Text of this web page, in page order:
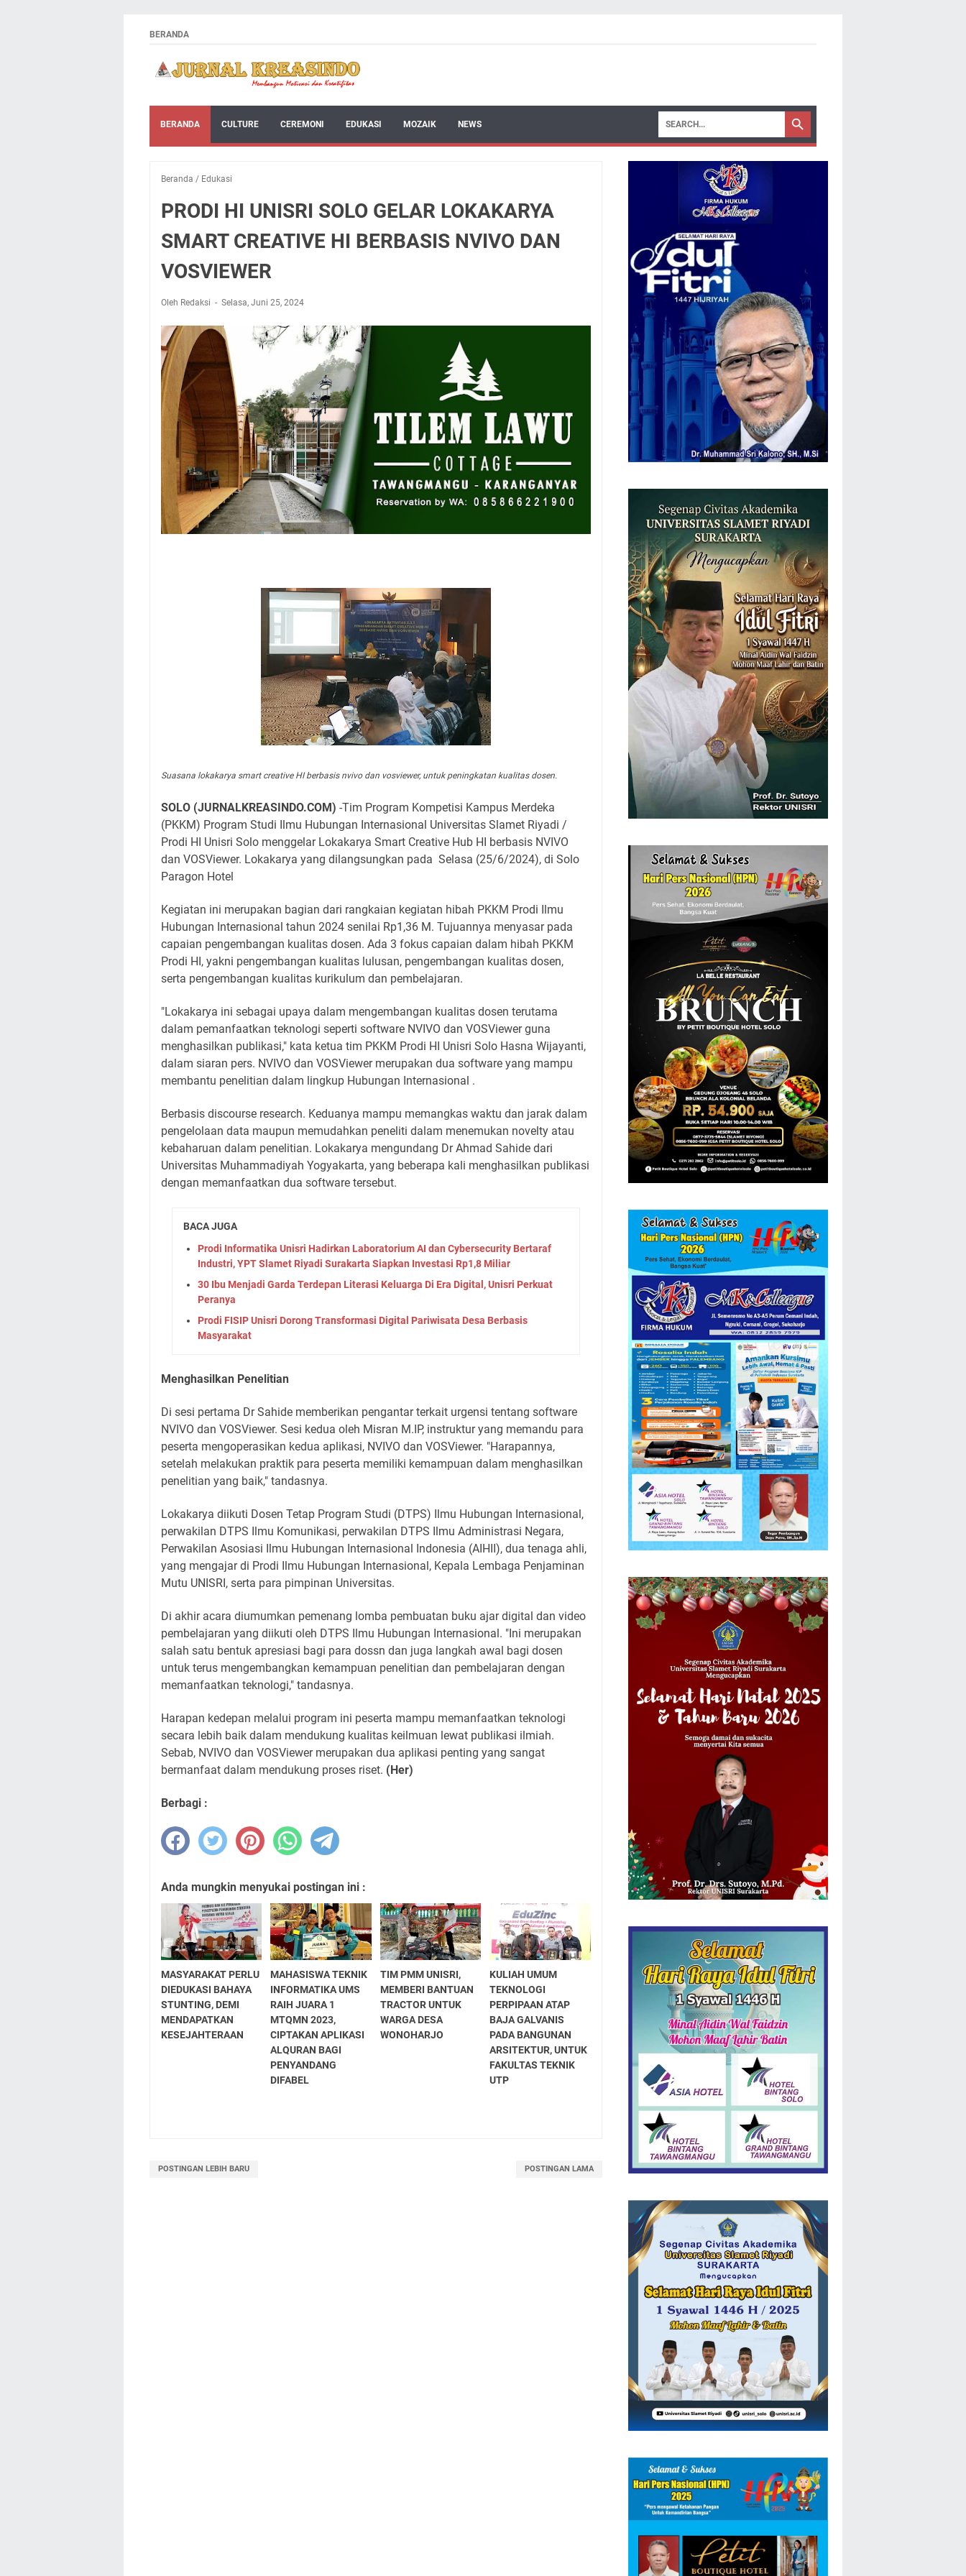
BERANDA
BERANDA CULTURE CEREMONI EDUKASI MOZAIK NEWS
Beranda / Edukasi
PRODI HI UNISRI SOLO GELAR LOKAKARYA
SMART CREATIVE HI BERBASIS NVIVO DAN
VOSVIEWER
Oleh Redaksi Selasa, Juni 25, 2024
Suasana lokakarya smart creative HI berbasis nvivo dan vosviewer, untuk peningkatan kualitas dosen.
SOLO (JURNALKREASINDO.COM) -Tim Program Kompetisi Kampus Merdeka
(PKKM) Program Studi Ilmu Hubungan Internasional Universitas Slamet Riyadi /
Prodi HI Unisri Solo menggelar Lokakarya Smart Creative Hub HI berbasis NVIVO
dan VOSViewer. Lokakarya yang dilangsungkan pada Selasa (25/6/2024), di Solo
Paragon Hotel
Kegiatan ini merupakan bagian dari rangkaian kegiatan hibah PKKM Prodi Ilmu
Hubungan Internasional tahun 2024 senilai Rp1,36 M. Tujuannya menyasar pada
capaian pengembangan kualitas dosen. Ada 3 fokus capaian dalam hibah PKKM
Prodi HI, yakni pengembangan kualitas lulusan, pengembangan kualitas dosen,
serta pengembangan kualitas kurikulum dan pembelajaran.
"Lokakarya ini sebagai upaya dalam mengembangan kualitas dosen terutama
dalam pemanfaatkan teknologi seperti software NVIVO dan VOSViewer guna
menghasilkan publikasi," kata ketua tim PKKM Prodi HI Unisri Solo Hasna Wijayanti,
dalam siaran pers. NVIVO dan VOSViewer merupakan dua software yang mampu
membantu penelitian dalam lingkup Hubungan Internasional .
Berbasis discourse research. Keduanya mampu memangkas waktu dan jarak dalam
pengelolaan data maupun memudahkan peneliti dalam menemukan novelty atau
kebaharuan dalam penelitian. Lokakarya mengundang Dr Ahmad Sahide dari
Universitas Muhammadiyah Yogyakarta, yang beberapa kali menghasilkan publikasi
dengan memanfaatkan dua software tersebut.
BACA JUGA
Prodi Informatika Unisri Hadirkan Laboratorium AI dan Cybersecurity Bertaraf
Industri, YPT Slamet Riyadi Surakarta Siapkan Investasi Rp1,8 Miliar
30 Ibu Menjadi Garda Terdepan Literasi Keluarga Di Era Digital, Unisri Perkuat
Peranya
Prodi FISIP Unisri Dorong Transformasi Digital Pariwisata Desa Berbasis
Masyarakat
Menghasilkan Penelitian
Di sesi pertama Dr Sahide memberikan pengantar terkait urgensi tentang software
NVIVO dan VOSViewer. Sesi kedua oleh Misran M.IP, instruktur yang memandu para
peserta mengoperasikan kedua aplikasi, NVIVO dan VOSViewer. "Harapannya,
setelah melakukan praktik para peserta memiliki kemampuan dalam menghasilkan
penelitian yang baik," tandasnya.
Lokakarya diikuti Dosen Tetap Program Studi (DTPS) Ilmu Hubungan Internasional,
perwakilan DTPS Ilmu Komunikasi, perwakilan DTPS Ilmu Administrasi Negara,
Perwakilan Asosiasi Ilmu Hubungan Internasional Indonesia (AIHII), dua tenaga ahli,
yang mengajar di Prodi Ilmu Hubungan Internasional, Kepala Lembaga Penjaminan
Mutu UNISRI, serta para pimpinan Universitas.
Di akhir acara diumumkan pemenang lomba pembuatan buku ajar digital dan video
pembelajaran yang diikuti oleh DTPS Ilmu Hubungan Internasional. "Ini merupakan
salah satu bentuk apresiasi bagi para dossn dan juga langkah awal bagi dosen
untuk terus mengembangkan kemampuan penelitian dan pembelajaran dengan
memanfaatkan teknologi," tandasnya.
Harapan kedepan melalui program ini peserta mampu memanfaatkan teknologi
secara lebih baik dalam mendukung kualitas keilmuan lewat publikasi ilmiah.
Sebab, NVIVO dan VOSViewer merupakan dua aplikasi penting yang sangat
bermanfaat dalam mendukung proses riset. (Her)
Berbagi :
Anda mungkin menyukai postingan ini :
MASYARAKAT PERLU
DIEDUKASI BAHAYA
STUNTING, DEMI
MENDAPATKAN
KESEJAHTERAAN
MAHASISWA TEKNIK
INFORMATIKA UMS
RAIH JUARA 1
MTQMN 2023,
CIPTAKAN APLIKASI
ALQURAN BAGI
PENYANDANG
DIFABEL
TIM PMM UNISRI,
MEMBERI BANTUAN
TRACTOR UNTUK
WARGA DESA
WONOHARJO
KULIAH UMUM
TEKNOLOGI
PERPIPAAN ATAP
BAJA GALVANIS
PADA BANGUNAN
ARSITEKTUR, UNTUK
FAKULTAS TEKNIK
UTP
POSTINGAN LEBIH BARU POSTINGAN LAMA